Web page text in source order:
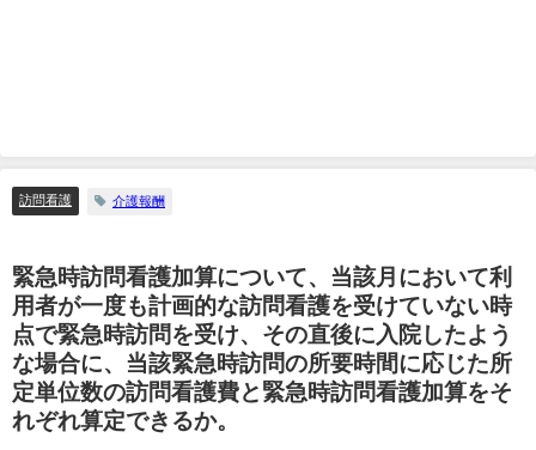
訪問看護 介護報酬
緊急時訪問看護加算について、当該月において利
用者が一度も計画的な訪問看護を受けていない時
点で緊急時訪問を受け、その直後に入院したよう
な場合に、当該緊急時訪問の所要時間に応じた所
定単位数の訪問看護費と緊急時訪問看護加算をそ
れぞれ算定できるか。